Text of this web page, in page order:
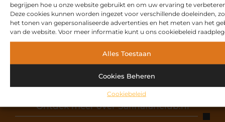
begrijpen hoe u onze website gebruikt en om uw ervaring te
Deze cookies kunnen worden ingezet voor verschillende doeleinden,
het tonen van gepersonaliseerde advertenties en het meten van het
van de website. Voor meer informatie kunt u ons cookiebeleid
Alles Toestaan
Cookies Beheren
Cookiebeleid
Ontdek meer over Safinafanclub.nl
VORIGE
Zonnescreen: De sleutel tot jouw comfortabele buitenruimte
VOLGENDE
Deventer's maatwerkexpert: van ijzerwaren tot interieur